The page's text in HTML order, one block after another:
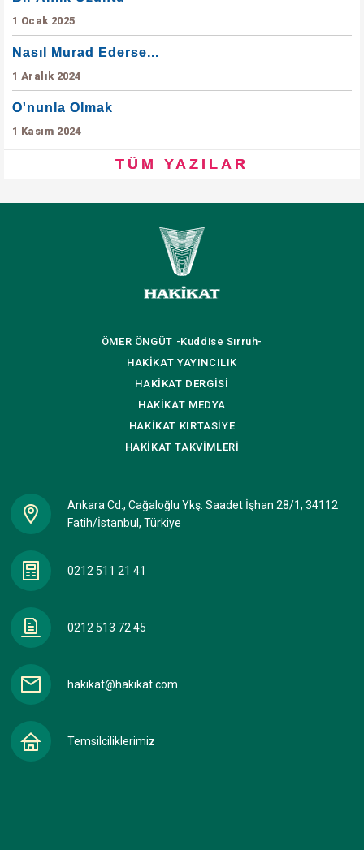
1 Ocak 2025
Nasıl Murad Ederse...
1 Aralık 2024
O'nunla Olmak
1 Kasım 2024
TÜM YAZILAR
ÖMER ÖNGÜT -Kuddise Sırruh-
HAKİKAT YAYINCILIK
HAKİKAT DERGİSİ
HAKİKAT MEDYA
HAKİKAT KIRTASİYE
HAKİKATTAKVİMLERİ
Ankara Cd., Cağaloğlu Ykş. Saadet İşhan 28/1, 34112
Fatih/İstanbul, Türkiye
0212 511 21 41
0212 513 72 45
hakikat@hakikat.com
Temsilciliklerimiz